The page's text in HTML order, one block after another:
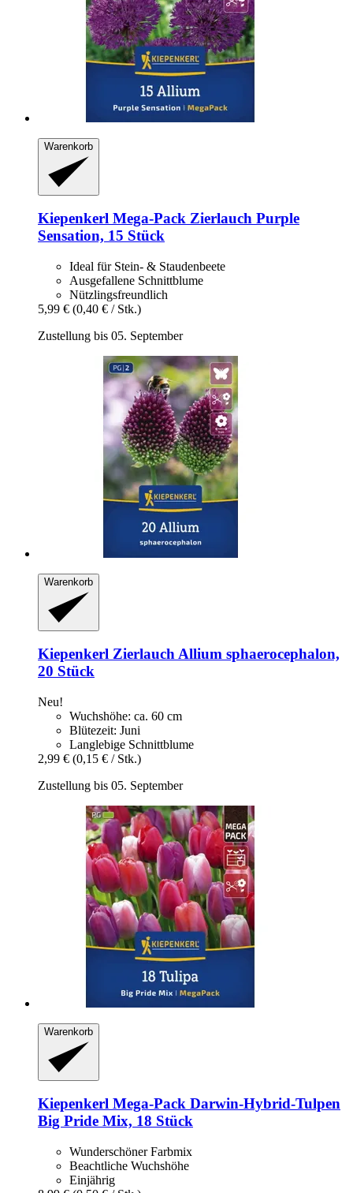
Warenkorb
Kiepenkerl Mega-​Pack Zierlauch Purple
Sensation, 15 Stück
Ideal für Stein- & Staudenbeete
Ausgefallene Schnittblume
Nützlingsfreundlich
5,99 € (0,40 € / Stk.)
Zustellung bis 05. September
Warenkorb
Kiepenkerl Zierlauch Allium sphaerocephalon,
20 Stück
Neu!
Wuchshöhe: ca. 60 cm
Blütezeit: Juni
Langlebige Schnittblume
2,99 € (0,15 € / Stk.)
Zustellung bis 05. September
Warenkorb
Kiepenkerl Mega-​Pack Darwin-​Hybrid-​Tulpen
Big Pride Mix, 18 Stück
Wunderschöner Farbmix
Beachtliche Wuchshöhe
Einjährig